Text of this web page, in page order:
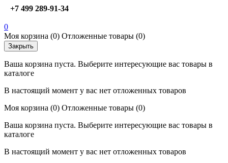
+7 499 289-91-34
0
Моя корзина (0) Отложенные товары (0)
Закрыть
Ваша корзина пуста. Выберите интересующие вас товары в
каталоге
В настоящий момент у вас нет отложенных товаров
Моя корзина (0) Отложенные товары (0)
Ваша корзина пуста. Выберите интересующие вас товары в
каталоге
В настоящий момент у вас нет отложенных товаров